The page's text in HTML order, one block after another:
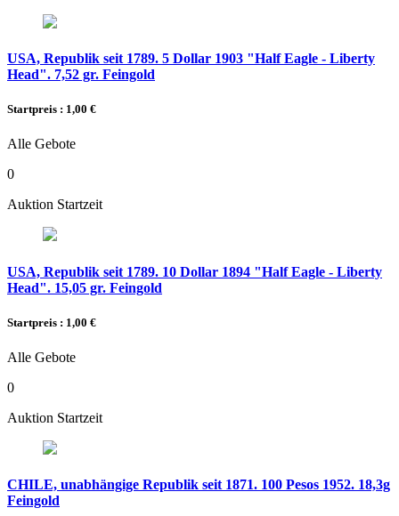
USA, Republik seit 1789. 5 Dollar 1903 "Half Eagle - Liberty
Head". 7,52 gr. Feingold
Startpreis : 1,00 €
Alle Gebote
0
Auktion Startzeit
USA, Republik seit 1789. 10 Dollar 1894 "Half Eagle - Liberty
Head". 15,05 gr. Feingold
Startpreis : 1,00 €
Alle Gebote
0
Auktion Startzeit
CHILE, unabhängige Republik seit 1871. 100 Pesos 1952. 18,3g
Feingold